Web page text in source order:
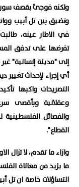
ولكنه فوجئ بقصف
وتضيق بين تل أبيب
تفرضها على تدفق
إلى "مدينة إنسانية"
أي إجراء لإحداث
التصريحات واكبها
وعقلانية وبأقصى
والفصائل
القطاع".
وازاء ما تقدم، لا تزال
ما يزيد من معاناة
التساؤلات خاصة ان تل